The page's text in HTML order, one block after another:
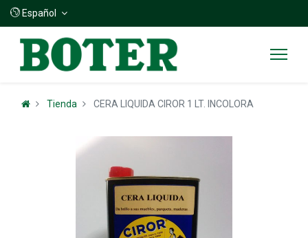
Español
Tienda CERA LIQUIDA CIROR 1 LT. INCOLORA